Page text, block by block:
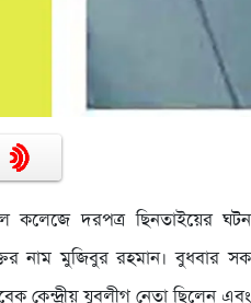
কলেজে দরপত্র ছিনতাইয়ের
নাম মুজিবুর রহমান। বুধবার
কেন্দ্রীয় যুবলীগ নেতা ছিলেন